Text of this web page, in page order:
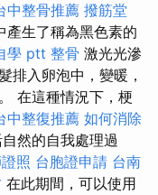
中整骨推薦 撥筋堂
產生了稱為黑色素的
學 ptt 整骨 激光光滲
排入卵泡中，變暖，
在這種情況下，梗
中整復推薦 如何消除
然的自我處理過
照 台胞證申請 台南
在此期間，可以使用